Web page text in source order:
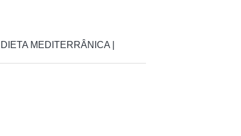
| DIETA MEDITERRÂNICA |